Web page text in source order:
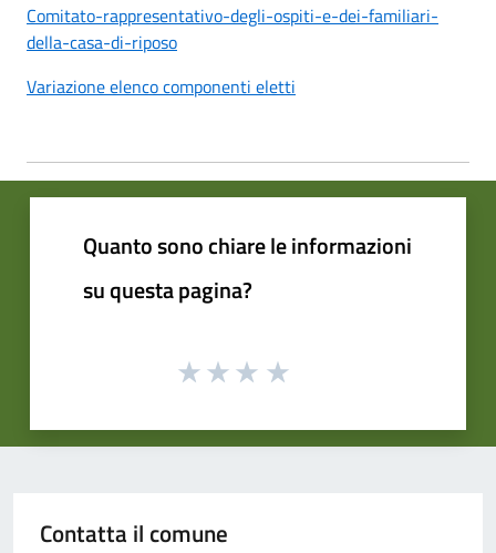
Comitato-rappresentativo-degli-ospiti-e-dei-familiari-
della-casa-di-riposo
Variazione elenco componenti eletti
Quanto sono chiare le informazioni
su questa pagina?
Contatta il comune